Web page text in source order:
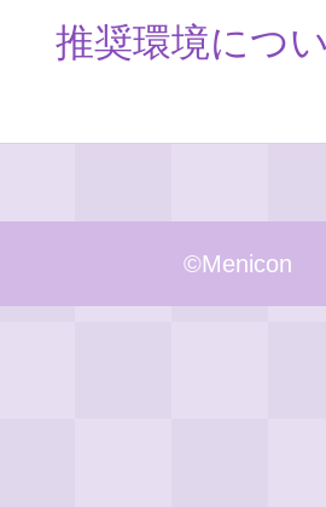
推奨環境につ
©︎Menicon